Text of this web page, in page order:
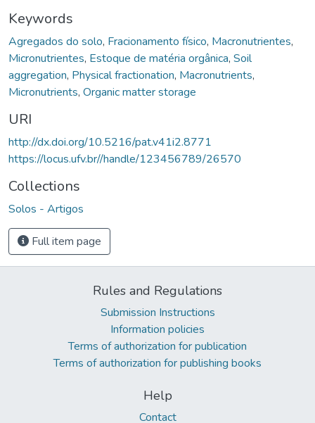
Keywords
Agregados do solo, Fracionamento físico, Macronutrientes,
Micronutrientes, Estoque de matéria orgânica, Soil
aggregation, Physical fractionation, Macronutrients,
Micronutrients, Organic matter storage
URI
http://dx.doi.org/10.5216/pat.v41i2.8771
https://locus.ufv.br//handle/123456789/26570
Collections
Solos - Artigos
Full item page
Rules and Regulations
Submission Instructions
Information policies
Terms of authorization for publication
Terms of authorization for publishing books
Help
Contact